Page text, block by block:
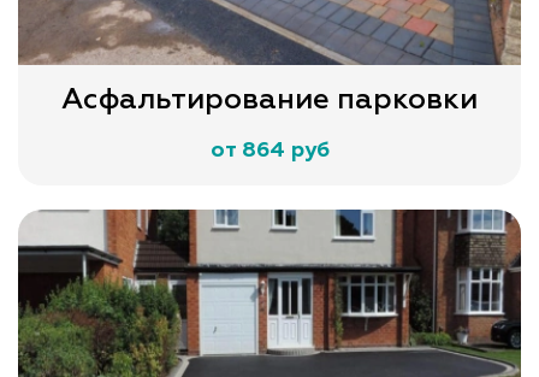
Асфальтирование парковки
от 864 руб